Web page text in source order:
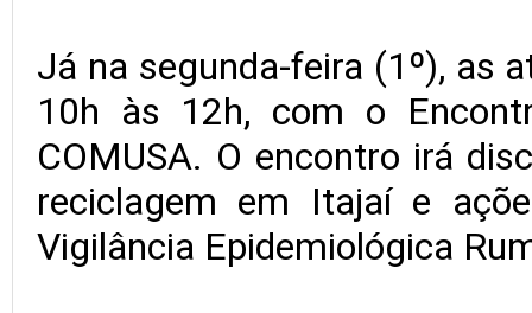
Já na segunda-feira (1º), as
10h às 12h, com o
COMUSA. O encontro irá
reciclagem em Itajaí e
Vigilância Epidemiológica